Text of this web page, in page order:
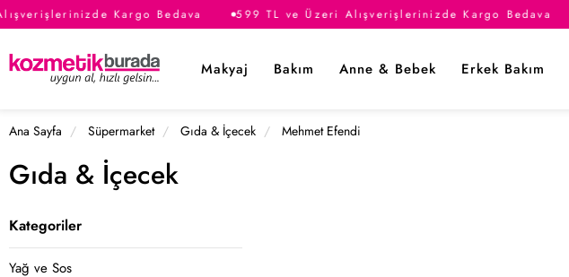
Kargo Bedava 599 TL ve Üzeri Alışverişlerinizde Kargo Bedava
Makyaj Bakım Anne & Bebek Erkek Bakım
Ana Sayfa Süpermarket Gıda & İçecek Mehmet Efendi
Gıda & İçecek
Kategoriler
Yağ ve Sos